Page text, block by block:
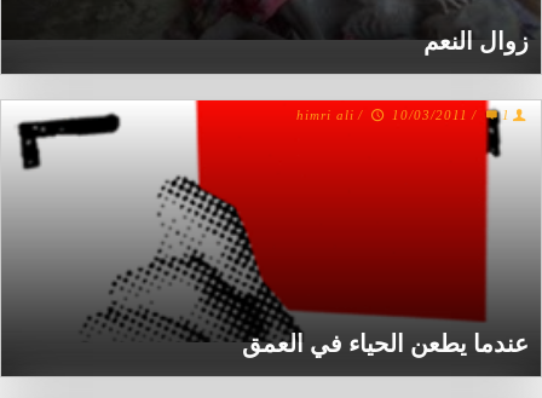
زوال النعم
عندما يطعن الحياء في العمق
himri ali / 10/03/2011 / 1